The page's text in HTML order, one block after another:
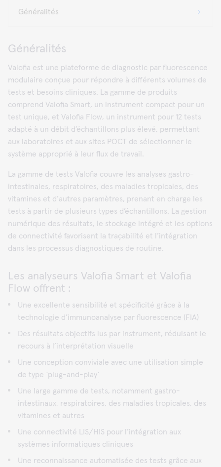
Généralités
Valofia est une plateforme de diagnostic par fluorescence
modulaire conçue pour répondre à différents volumes de
tests et besoins cliniques. La gamme de produits
comprend Valofia Smart, un instrument compact pour un
test unique, et Valofia Flow, un instrument pour 12 tests
adapté à un débit d’échantillons plus élevé, permettant
aux laboratoires et aux sites POCT de sélectionner le
système approprié à leur flux de travail.
La gamme de tests Valofia couvre les analyses gastro-
intestinales, respiratoires, des maladies tropicales, des
vitamines et d’autres paramètres, prenant en charge les
tests à partir de plusieurs types d’échantillons. La gestion
numérique des résultats, le stockage intégré et les options
de connectivité favorisent la traçabilité et l’intégration
dans les processus diagnostiques de routine.
Les analyseurs Valofia Smart et Valofia
Flow offrent :
Une excellente sensibilité et spécificité grâce à la
technologie d’immunoanalyse par fluorescence (FIA)
Des résultats objectifs lus par instrument, réduisant le
recours à l’interprétation visuelle
Une conception conviviale avec une utilisation simple
de type ‘plug-and-play’
Une large gamme de tests, notamment gastro-
intestinaux, respiratoires, des maladies tropicales, des
vitamines et autres
Une connectivité LIS/HIS pour l’intégration aux
systèmes informatiques cliniques
Une reconnaissance automatisée des tests grâce aux